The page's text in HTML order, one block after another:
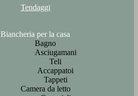
Tendaggi
Biancheria per la casa
Bagno
Asciugamani
Teli
Accappatoi
Tappeti
Camera da letto